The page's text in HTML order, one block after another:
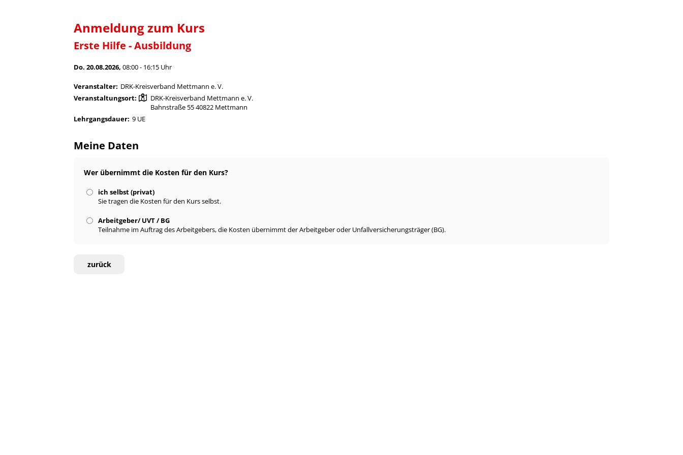
Anmeldung zum Kurs
Erste Hilfe - Ausbildung
Do. 20.08.2026,08:00 - 16:15 Uhr
Veranstalter: DRK-Kreisverband Mettmann e. V.
Veranstaltungsort:
DRK-Kreisverband Mettmann e. V.
Bahnstraße 55 40822 Mettmann
Lehrgangsdauer: 9 UE
Meine Daten
Wer übernimmt die Kosten für den Kurs?
ich selbst (privat)
Sie tragen die Kosten für den Kurs selbst.
Arbeitgeber/ UVT / BG
Teilnahme im Auftrag des Arbeitgebers, die Kosten übernimmt der Arbeitgeber oder Unfallversicherungsträger (BG).
zurück